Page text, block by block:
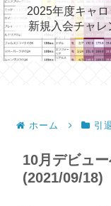
2025年度キャロ
新規入会チャレ
と第2次募集を
ホーム 引
10月デビュ
(2021/09/18)